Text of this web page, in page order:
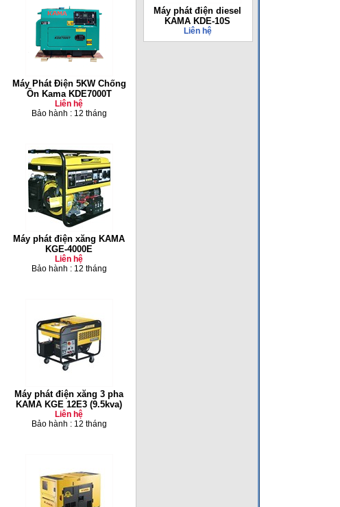
Máy Phát Điện 5KW Chống
Ồn Kama KDE7000T
Liên hệ
Bảo hành : 12 tháng
Máy phát điện xăng KAMA
KGE-4000E
Liên hệ
Bảo hành : 12 tháng
Máy phát điện xăng 3 pha
KAMA KGE 12E3 (9.5kva)
Liên hệ
Bảo hành : 12 tháng
Máy phát điện diesel
KAMA KDE-10S
Liên hệ